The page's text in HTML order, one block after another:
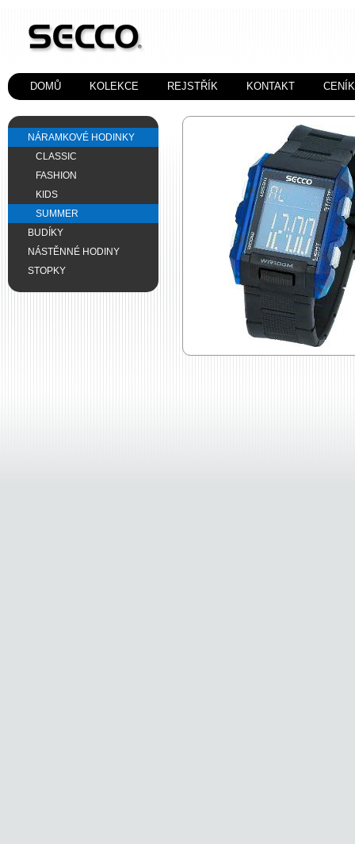
DOMŮ KOLEKCE REJSTŘÍK KONTAKT
NÁRAMKOVÉ HODINKY
CLASSIC
FASHION
KIDS
SUMMER
BUDÍKY
NÁSTĚNNÉ HODINY
STOPKY